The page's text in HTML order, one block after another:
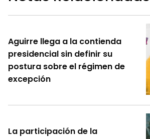
Aguirre llega a la contienda
presidencial sin definir su
postura sobre el régimen de
excepción
La participación de la